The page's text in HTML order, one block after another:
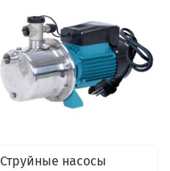
Струйные насосы